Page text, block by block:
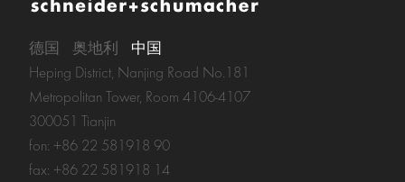
德国 奥地利
中国
Heping District, Nanjing Road No.181
Metropolitan Tower, Room 4106-4107
300051 Tianjin
fon: +86 22 581918 90
fax: +86 22 581918 14